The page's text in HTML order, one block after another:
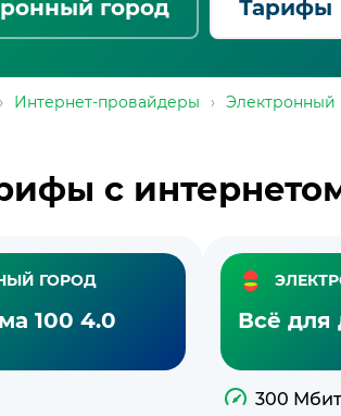
город Тарифы
› Интернет-провайдеры › Электронный
с
ГОРОД
100 4.0 Всё для
300